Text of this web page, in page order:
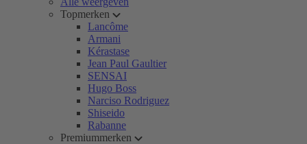
Topmerken
Lancôme
Armani
Kérastase
Jean Paul Gaultier
SENSAI
Hugo Boss
Narciso Rodriguez
Shiseido
Rabanne
Premiummerken